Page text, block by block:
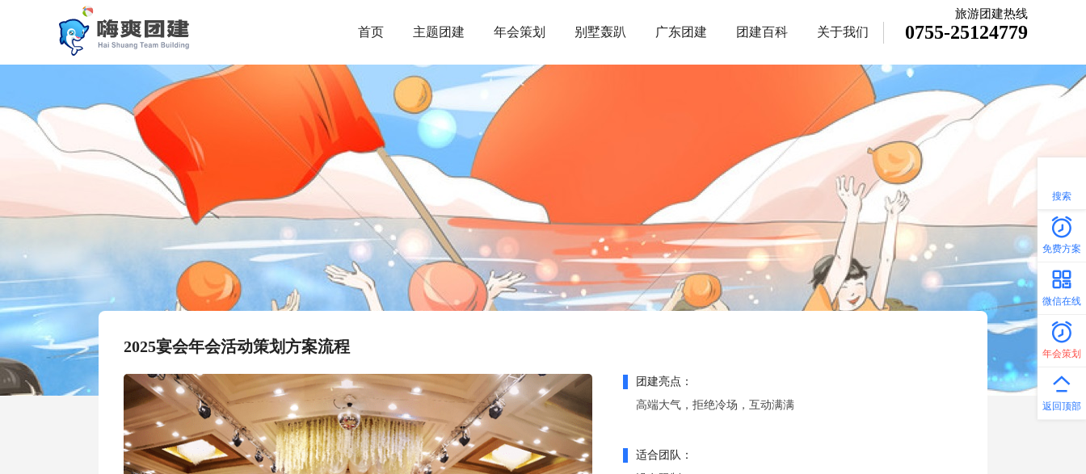
首页 主题团建 年会策划 别墅轰趴 广东团建 团建百科 关于我们
旅游团建热线
0755-25124779
免费方案
微信在线
年会策划
返回顶部
搜索
2025宴会年会活动策划方案流程
团建亮点：
高端大气，拒绝冷场，互动满满
适合团队：